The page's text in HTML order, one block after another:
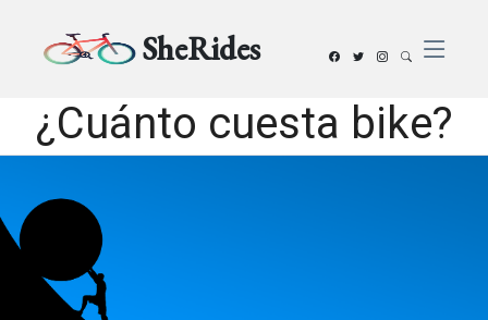
SheRides
¿Cuánto cuesta bike?